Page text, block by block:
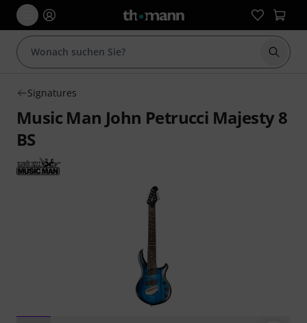
Suche
Signatures
Music Man John Petrucci Majesty 8
BS